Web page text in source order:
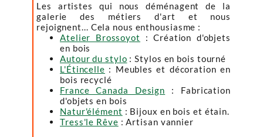
Les artistes qui nous déménagent de la
galerie des métiers d'art et nous
rejoignent... Cela nous enthousiasme :
Atelier Brossoyot
: Création d'objets
en bois
Autour du stylo : Stylos en bois tourné
L'Étincelle : Meubles et décoration en
bois recyclé
France Canada Design : Fabrication
d'objets en bois
Natur'élément : Bijoux en bois et étain.
Tress'le Rêve : Artisan vannier